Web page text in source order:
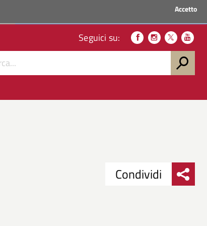
Accetto
Seguici su:
Condividi